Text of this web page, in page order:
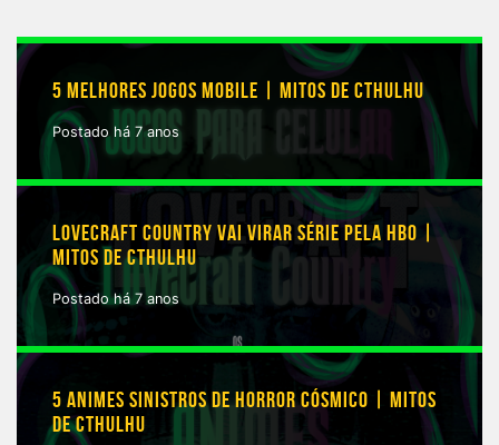
5 MELHORES JOGOS MOBILE | MITOS DE CTHULHU
Postado há 7 anos
LOVECRAFT COUNTRY VAI VIRAR SÉRIE PELA HBO |
MITOS DE CTHULHU
Postado há 7 anos
5 ANIMES SINISTROS DE HORROR CÓSMICO | MITOS
DE CTHULHU